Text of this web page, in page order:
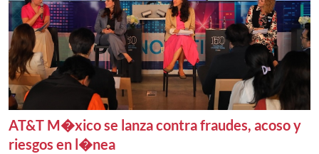
AT&T M�xico se lanza contra fraudes, acoso y
riesgos en l�nea